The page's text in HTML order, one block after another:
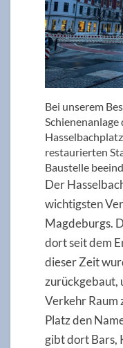
Bei unserem
restaurierten
Baustelle
Der
wichtigsten
Magdeburgs.
dort seit dem
dieser Zeit
zurückgebaut,
Verkehr Raum
Platz den
gibt dort Bars,